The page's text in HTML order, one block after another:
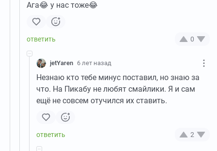
Ага😂 у нас тоже😂
0
jetYaren 6 лет назад
Незнаю кто тебе минус поставил, но знаю за
что. На Пикабу не любят смайлики. Я и сам
ещё не совсем отучился их ставить.
2